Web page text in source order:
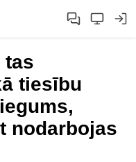
tas
tiesību
nodarbojas